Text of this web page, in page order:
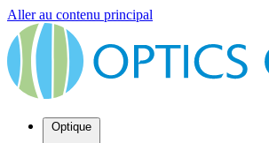
Aller au contenu principal
Optique